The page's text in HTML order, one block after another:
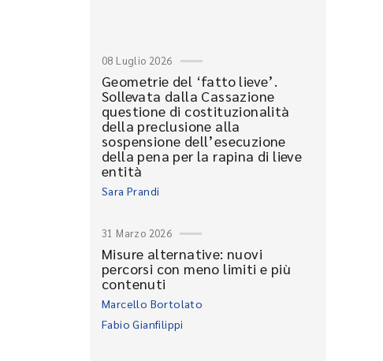
08 Luglio 2026
Geometrie del ‘fatto lieve’.
Sollevata dalla Cassazione
questione di costituzionalità
della preclusione alla
sospensione dell’esecuzione
della pena per la rapina di lieve
entità
Sara Prandi
31 Marzo 2026
Misure alternative: nuovi
percorsi con meno limiti e più
contenuti
Marcello Bortolato
Fabio Gianfilippi